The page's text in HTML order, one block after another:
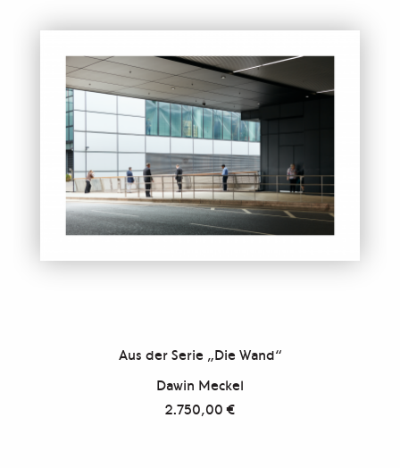
Aus der Serie „Die Wand“
Dawin Meckel
2.750,00€